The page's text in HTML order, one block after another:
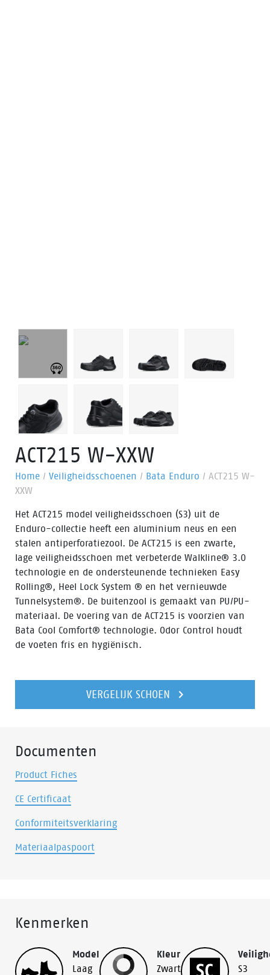
ACT215 W-XXW
Home / Veiligheidsschoenen / Bata Enduro / ACT215 W-
XXW
Het ACT215 model veiligheidsschoen (S3) uit de
Enduro-collectie heeft een aluminium neus en een
stalen antiperforatiezool. De ACT215 is een zwarte,
lage veiligheidsschoen met verbeterde Walkline® 3.0
technologie en de ondersteunende technieken Easy
Rolling®, Heel Lock System ® en het vernieuwde
Tunnelsystem®. De buitenzool is gemaakt van PU/PU-
materiaal. De voering van de ACT215 is voorzien van
Bata Cool Comfort® technologie. Odor Control houdt
de voeten fris en hygiënisch.
VERGELIJK SCHOEN
Documenten
Product Fiches
CE Certificaat
Conformiteitsverklaring
Materiaalpaspoort
Kenmerken
Model
Laag
Kleur
Zwart
S3